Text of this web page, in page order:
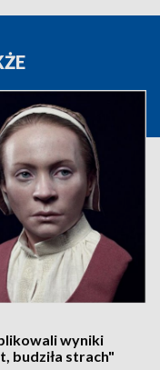
wyniki
budziła strach"